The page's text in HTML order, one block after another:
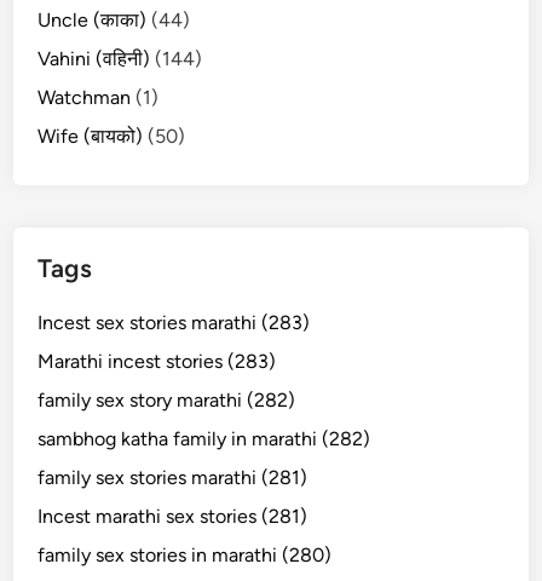
Uncle (काका) (44)
Vahini (वहिनी) (144)
Watchman (1)
Wife (बायको) (50)
Tags
Incest sex stories marathi (283)
Marathi incest stories (283)
family sex story marathi (282)
sambhog katha family in marathi (282)
family sex stories marathi (281)
Incest marathi sex stories (281)
family sex stories in marathi (280)